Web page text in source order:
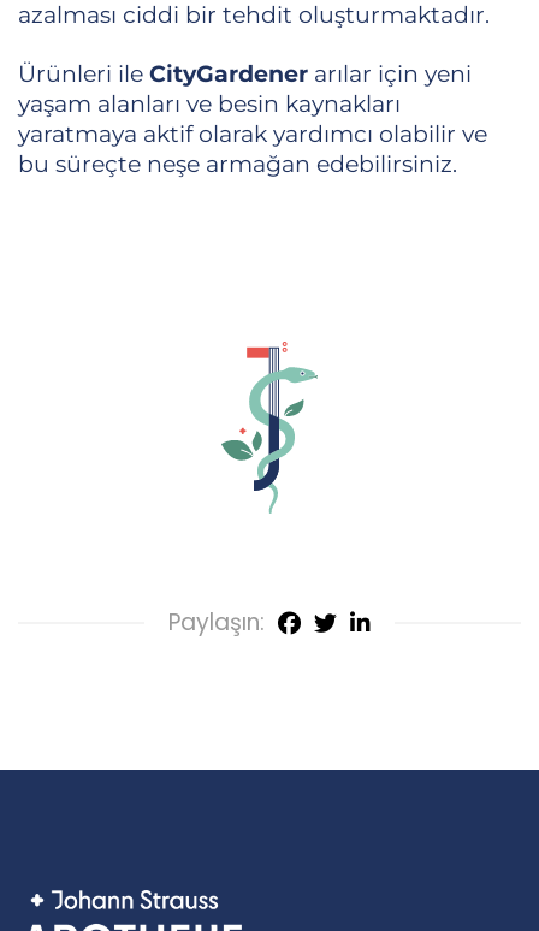
azalması ciddi bir tehdit oluşturmaktadır.
Ürünleri ile CityGardener arılar için yeni
yaşam alanları ve besin kaynakları
yaratmaya aktif olarak yardımcı olabilir ve
bu süreçte neşe armağan edebilirsiniz.
Paylaşın: